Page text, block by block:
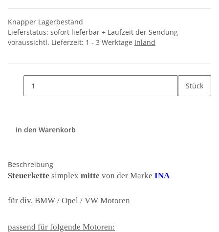
Knapper Lagerbestand
Lieferstatus: sofort lieferbar + Laufzeit der Sendung
voraussichtl. Lieferzeit: 1 - 3 Werktage Inland
Stück
In den Warenkorb
Beschreibung
Steuerkette simplex mitte von der Marke INA
für div. BMW / Opel / VW Motoren
passend für folgende Motoren: